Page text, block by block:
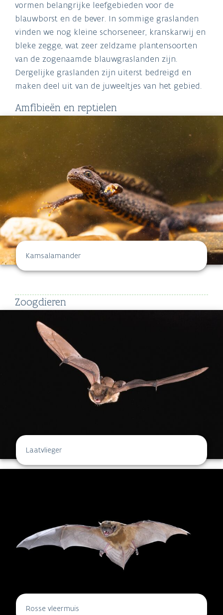
vormen belangrijke leefgebieden voor de
blauwborst en de bever. In sommige graslanden
vinden we nog kleine schorseneer, kranskarwij en
bleke zegge, wat zeer zeldzame plantensoorten
van de zogenaamde blauwgraslanden zijn.
Dergelijke graslanden zijn uiterst bedreigd en
maken deel uit van de juweeltjes van het gebied.
Amfibieën en reptielen
Kamsalamander
Zoogdieren
Laatvlieger
Rosse vleermuis